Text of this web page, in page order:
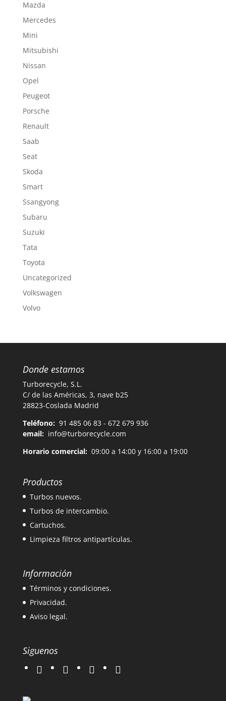
Mazda
Mercedes
Mini
Mitsubishi
Nissan
Opel
Peugeot
Porsche
Renault
Saab
Seat
Skoda
Smart
Ssangyong
Subaru
Suzuki
Tata
Toyota
Uncategorized
Volkswagen
Volvo
Donde estamos
Turborecycle, S.L.
C/ de las Américas, 3, nave b25
28823-Coslada Madrid
Teléfono: 91 485 06 83 - 672 679 936
email: info@turborecycle.com
Horario comercial:09:00 a 14:00 y 16:00 a 19:00
Productos
Turbos nuevos.
Turbos de intercambio.
Cartuchos.
Limpieza filtros antipartículas.
Información
Términos y condiciones.
Privacidad.
Aviso legal.
Siguenos
twitter instagramfacebook google